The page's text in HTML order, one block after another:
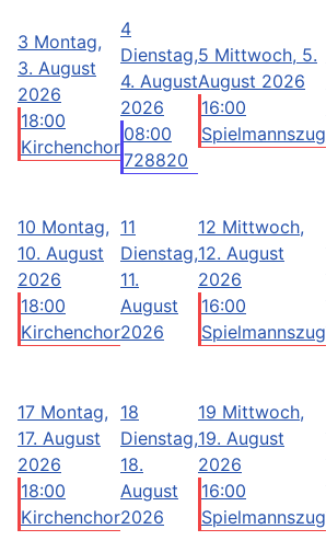
3 Montag,
3. August
2026
18:00
Kirchenchor
4
Dienstag,
4. August
2026
08:00
728820
5 Mittwoch, 5.
August 2026
16:00
Spielmannszug
10 Montag,
10. August
2026
18:00
Kirchenchor
11
Dienstag,
11.
August
2026
12 Mittwoch,
12. August
2026
16:00
Spielmannszug
17 Montag,
17. August
2026
18:00
Kirchenchor
18
Dienstag,
18.
August
2026
19 Mittwoch,
19. August
2026
16:00
Spielmannszug